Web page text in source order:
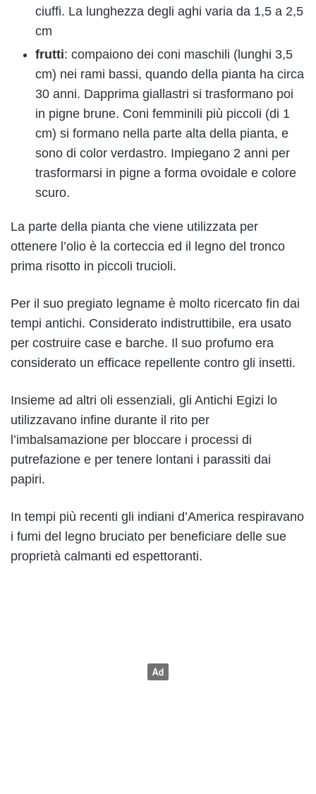
ciuffi. La lunghezza degli aghi varia da 1,5 a 2,5
cm
frutti: compaiono dei coni maschili (lunghi 3,5
cm) nei rami bassi, quando della pianta ha circa
30 anni. Dapprima giallastri si trasformano poi
in pigne brune. Coni femminili più piccoli (di 1
cm) si formano nella parte alta della pianta, e
sono di color verdastro. Impiegano 2 anni per
trasformarsi in pigne a forma ovoidale e colore
scuro.
La parte della pianta che viene utilizzata per
ottenere l’olio è la corteccia ed il legno del tronco
prima risotto in piccoli trucioli.
Per il suo pregiato legname è molto ricercato fin dai
tempi antichi. Considerato indistruttibile, era usato
per costruire case e barche. Il suo profumo era
considerato un efficace repellente contro gli insetti.
Insieme ad altri oli essenziali, gli Antichi Egizi lo
utilizzavano infine durante il rito per
l’imbalsamazione per bloccare i processi di
putrefazione e per tenere lontani i parassiti dai
papiri.
In tempi più recenti gli indiani d’America respiravano
i fumi del legno bruciato per beneficiare delle sue
proprietà calmanti ed espettoranti.